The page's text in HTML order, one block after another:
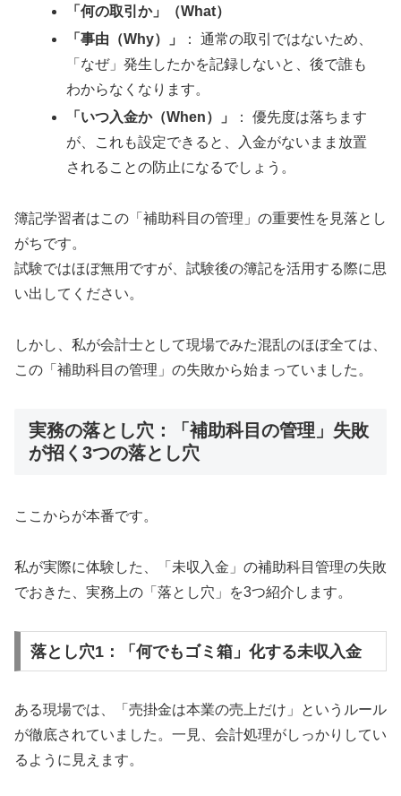
「何の取引か」（What）
「事由（Why）」
： 通常の取引ではないため、
「なぜ」発生したかを記録しないと、後で誰も
わからなくなります。
「いつ入金か（When）」
： 優先度は落ちます
が、これも設定できると、入金がないまま放置
されることの防止になるでしょう。
簿記学習者はこの「補助科目の管理」の重要性を見落とし
がちです。
試験ではほぼ無用ですが、試験後の簿記を活用する際に思
い出してください。
しかし、私が会計士として現場でみた混乱のほぼ全ては、
この「補助科目の管理」の失敗から始まっていました。
実務の落とし穴：「補助科目の管理」失敗
が招く3つの落とし穴
ここからが本番です。
私が実際に体験した、「未収入金」の補助科目管理の失敗
でおきた、実務上の「落とし穴」を3つ紹介します。
落とし穴1：「何でもゴミ箱」化する未収入金
ある現場では、「売掛金は本業の売上だけ」というルール
が徹底されていました。一見、会計処理がしっかりしてい
るように見えます。